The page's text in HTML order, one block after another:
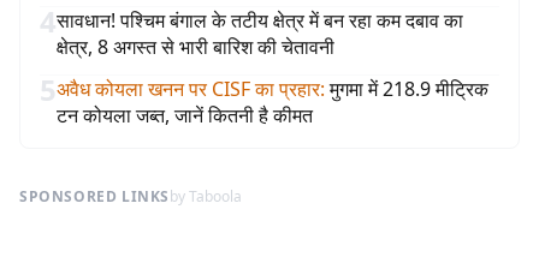
4सावधान! पश्चिम बंगाल के तटीय क्षेत्र में बन रहा कम दबाव का
क्षेत्र, 8 अगस्त से भारी बारिश की चेतावनी
5अवैध कोयला खनन पर CISF का प्रहार: मुगमा में 218.9 मीट्रिक
टन कोयला जब्त, जानें कितनी है कीमत
SPONSORED LINKSby Taboola